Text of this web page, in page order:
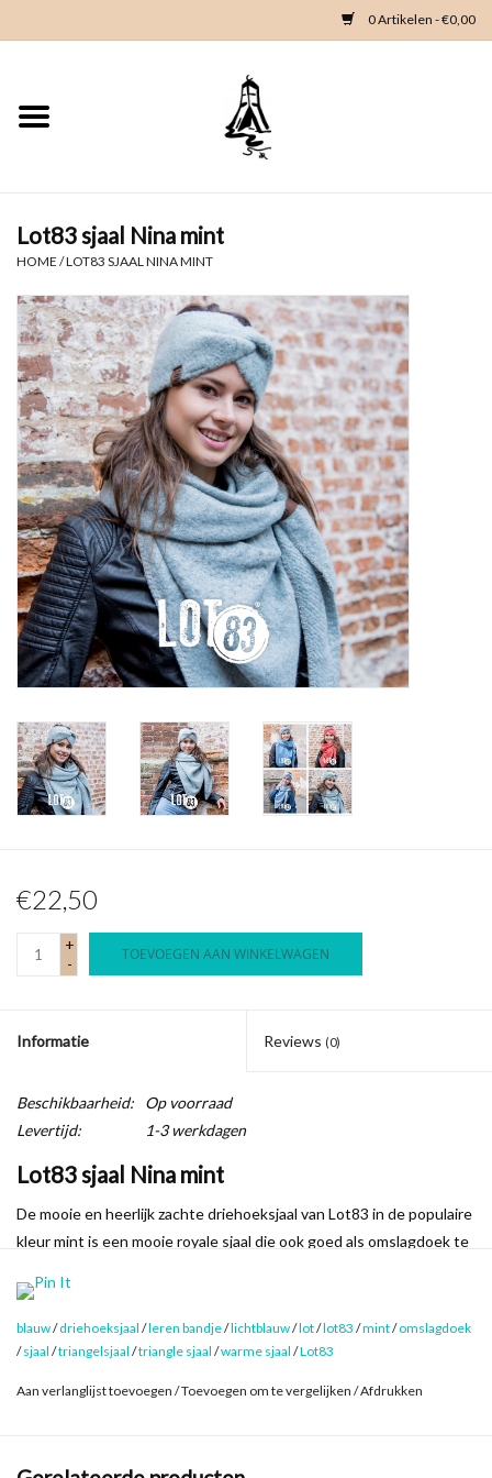
0 Artikelen - €0,00
Home
Kleding
Zeeland en Zeeuwse knop
Waterkaart
Duikgidsen
Contact
Waterproof tassen
Nieuws
Lot83 sjaal Nina mint
HOME /LOT83 SJAAL NINA MINT
€22,50
+
-
TOEVOEGEN AAN WINKELWAGEN
Informatie Reviews (0)
Beschikbaarheid:
Op voorraad
Levertijd:
1-3 werkdagen
Lot83 sjaal Nina mint
De mooie en heerlijk zachte driehoeksjaal van Lot83 in de populaire
kleur mint is een mooie royale sjaal die ook goed als omslagdoek te
Natuurlijk is ook sjaal Nina voorzien van de kenmerkende leren
details. Met het leren riempje zet je een punt van de sjaal
eenvoudig vast waardoor de sjaal als driehoeksjaal te dragen is en
blauw/driehoeksjaal /leren bandje/lichtblauw/lot/lot83 /mint/omslagdoek
/sjaal /triangelsjaal /triangle sjaal /warme sjaal /Lot83
Aan verlanglijst toevoegen /Toevoegen om te vergelijken /Afdrukken